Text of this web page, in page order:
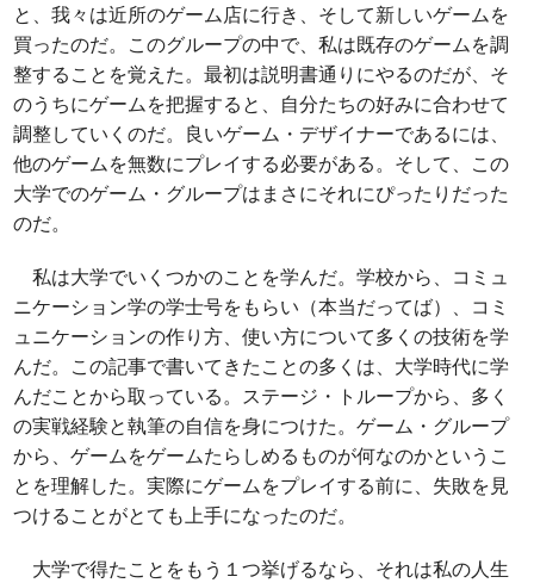
と、我々は近所のゲーム店に行き、そして新しいゲームを
買ったのだ。このグループの中で、私は既存のゲームを調
整することを覚えた。最初は説明書通りにやるのだが、そ
のうちにゲームを把握すると、自分たちの好みに合わせて
調整していくのだ。良いゲーム・デザイナーであるには、
他のゲームを無数にプレイする必要がある。そして、この
大学でのゲーム・グループはまさにそれにぴったりだった
のだ。
私は大学でいくつかのことを学んだ。学校から、コミュ
ニケーション学の学士号をもらい（本当だってば）、コミ
ュニケーションの作り方、使い方について多くの技術を学
んだ。この記事で書いてきたことの多くは、大学時代に学
んだことから取っている。ステージ・トループから、多く
の実戦経験と執筆の自信を身につけた。ゲーム・グループ
から、ゲームをゲームたらしめるものが何なのかというこ
とを理解した。実際にゲームをプレイする前に、失敗を見
つけることがとても上手になったのだ。
大学で得たことをもう１つ挙げるなら、それは私の人生